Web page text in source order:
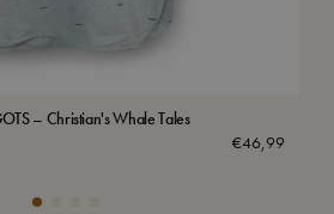
– Christian's Whale Tales
€46,99